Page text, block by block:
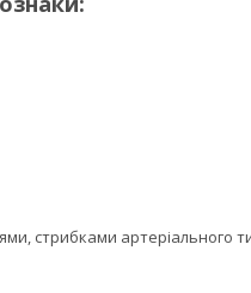
стрибками артеріального